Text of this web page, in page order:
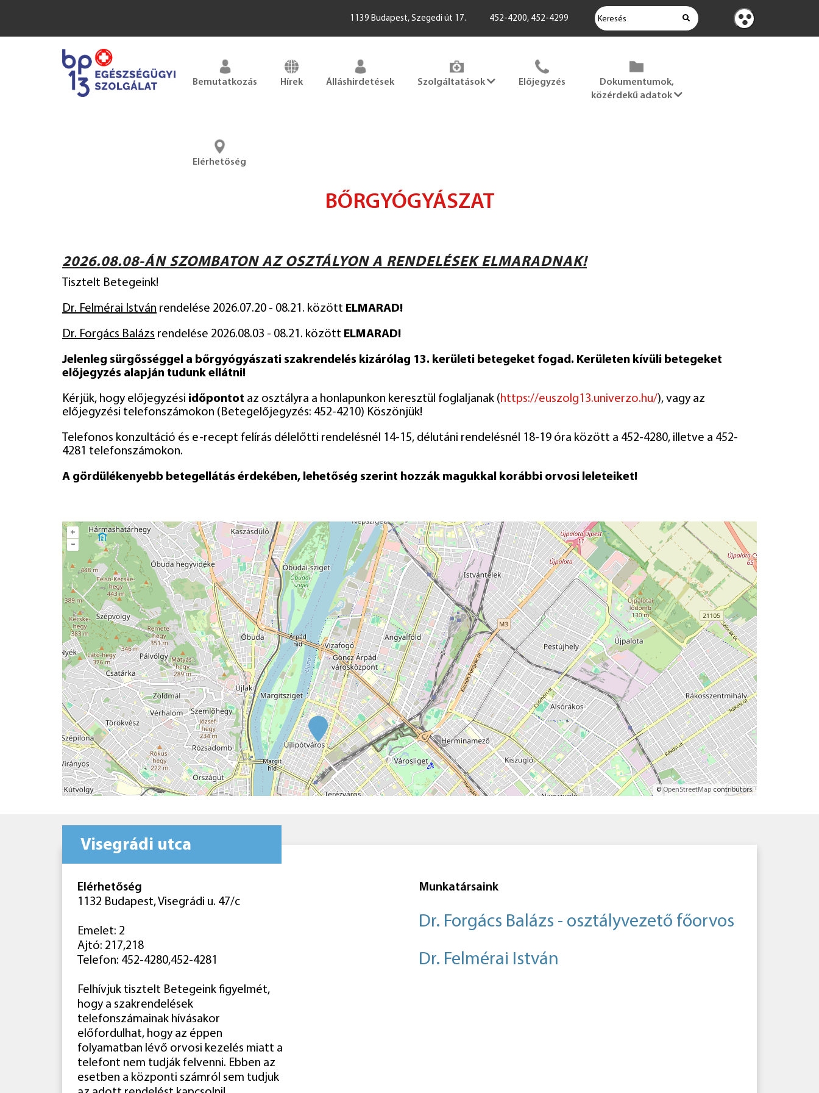
1139 Budapest, Szegedi út 17. 452-4200, 452-4299
KERESÉS
Kontraszt
nézet
Bemutatkozás Hírek Álláshirdetések Szolgáltatások Előjegyzés
Dokumentumok,
közérdekű adatok
Elérhetőség
BŐRGYÓGYÁSZAT
2026.08.08-ÁN SZOMBATON AZ OSZTÁLYON A RENDELÉSEK ELMARADNAK!
Tisztelt Betegeink!
Dr. Felmérai István rendelése 2026.07.20 - 08.21. között ELMARAD!
Dr. Forgács Balázs rendelése 2026.08.03 - 08.21. között ELMARAD!
Jelenleg sürgősséggel a bőrgyógyászati szakrendelés kizárólag 13. kerületi betegeket fogad. Kerületen kívüli betegeket
előjegyzés alapján tudunk ellátni!
Kérjük, hogy előjegyzési időpontot az osztályra a honlapunkon keresztül foglaljanak (https://euszolg13.univerzo.hu/), vagy az
előjegyzési telefonszámokon (Betegelőjegyzés: 452-4210) Köszönjük!
Telefonos konzultáció és e-recept felírás délelőtti rendelésnél 14-15, délutáni rendelésnél 18-19 óra között a 452-4280, illetve a 452-
4281 telefonszámokon.
A gördülékenyebb betegellátás érdekében, lehetőség szerint hozzák magukkal korábbi orvosi leleteiket!
+
–
©OpenStreetMap contributors.
Visegrádi utca
Elérhetőség
1132 Budapest, Visegrádi u. 47/c
Emelet: 2
Ajtó: 217,218
Telefon: 452-4280,452-4281
Felhívjuk tisztelt Betegeink figyelmét,
hogy a szakrendelések
telefonszámainak hívásakor
előfordulhat, hogy az éppen
folyamatban lévő orvosi kezelés miatt a
telefont nem tudják felvenni. Ebben az
esetben a központi számról sem tudjuk
Munkatársaink
Dr. Forgács Balázs - osztályvezető főorvos
Dr. Felmérai István